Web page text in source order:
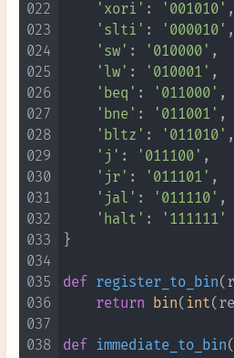
022
023
024
025
026
027
028
029
030
031
032
033
034
035
036
037
038
'xori' : '001010' ,
'slti' : '000010' ,
'sw' : '010000' ,
'lw' : '010001' ,
'beq' : '011000' ,
'bne' : '011001' ,
'bltz' : '011010' ,
'j' : '011100' ,
'jr' : '011101' ,
'jal' : '011110' ,
'halt' :
'111111'
}
def register_to_bin(
return bin( int
def immediate_to_bin(